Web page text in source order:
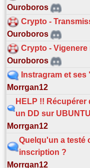
Ouroboros
Crypto -
Ouroboros
Crypto - Vigenere
Ouroboros
Instragram et
Morrgan12
HELP !!
un DD sur
Morrgan12
Quelqu'un a testé
inscription ?
Morrgan12